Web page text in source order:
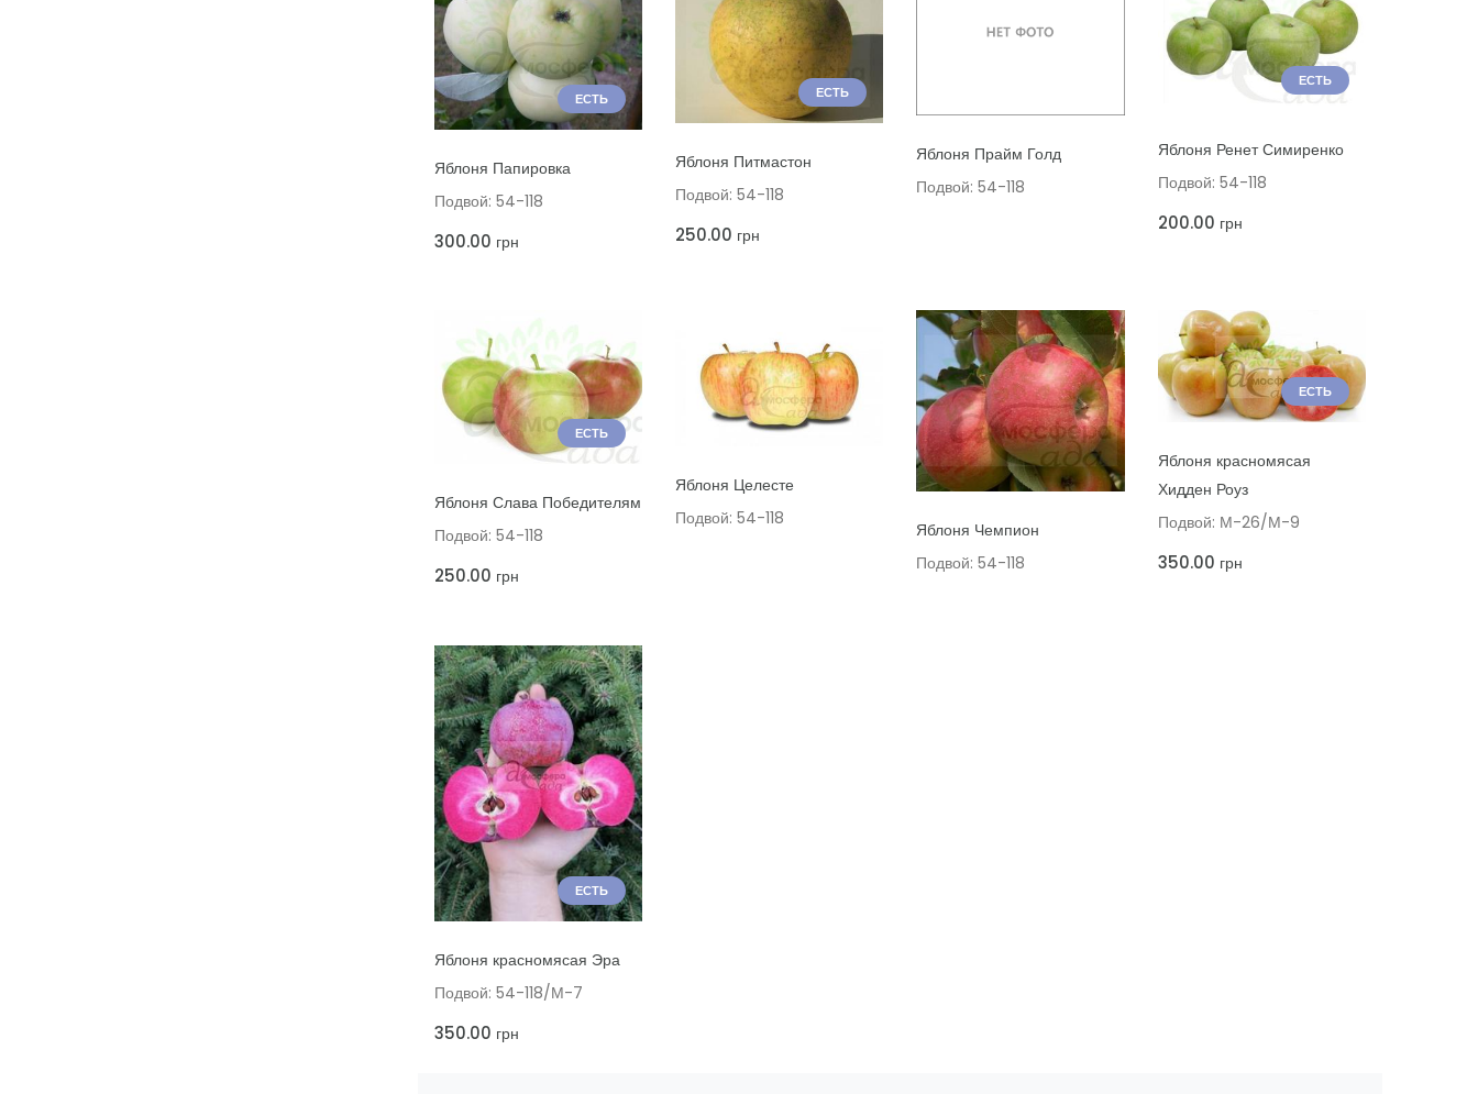
ЕСТЬ
Яблоня Папировка
Подвой: 54-118
300.00 грн
ЕСТЬ
Яблоня Питмастон
Подвой: 54-118
250.00 грн
Яблоня Прайм Голд
Подвой: 54-118
ЕСТЬ
ДОБАВИТЬ В КОРЗИНУ
Яблоня Ренет Симиренко
Подвой: 54-118
200.00 грн
ЕСТЬ
Яблоня Слава Победителям
Подвой: 54-118
250.00 грн
Яблоня Целесте
Подвой: 54-118
Яблоня Чемпион
Подвой: 54-118
ЕСТЬ
Яблоня красномясая
Хидден Роуз
Подвой: М-26/М-9
350.00 грн
ЕСТЬ
Яблоня красномясая Эра
Подвой: 54-118/М-7
350.00 грн